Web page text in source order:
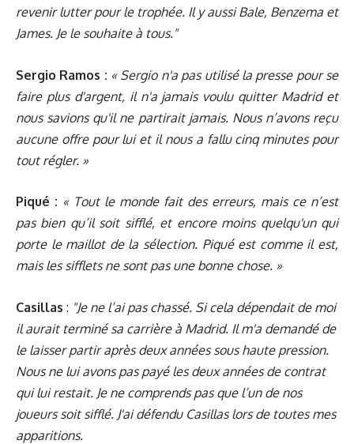
revenir lutter pour le trophée. Il y aussi Bale, Benzema et
James. Je le souhaite à tous."
Sergio Ramos : « Sergio n'a pas utilisé la presse pour se
faire plus d'argent, il n'a jamais voulu quitter Madrid et
nous savions qu'il ne partirait jamais. Nous n’avons reçu
aucune offre pour lui et il nous a fallu cinq minutes pour
tout régler. »
Piqué : « Tout le monde fait des erreurs, mais ce n’est
pas bien qu’il soit sifflé, et encore moins quelqu'un qui
porte le maillot de la sélection. Piqué est comme il est,
mais les sifflets ne sont pas une bonne chose. »
Casillas : "Je ne l’ai pas chassé. Si cela dépendait de moi
il aurait terminé sa carrière à Madrid. Il m'a demandé de
le laisser partir après deux années sous haute pression.
Nous ne lui avons pas payé les deux années de contrat
qui lui restait. Je ne comprends pas que l’un de nos
joueurs soit sifflé. J'ai défendu Casillas lors de toutes mes
apparitions.